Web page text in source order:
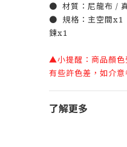
● 材質： 尼龍布 /
● 規格：主空間x1
鍊x1
▲小提醒：商品顏色
有些許色差，如介
了解更多